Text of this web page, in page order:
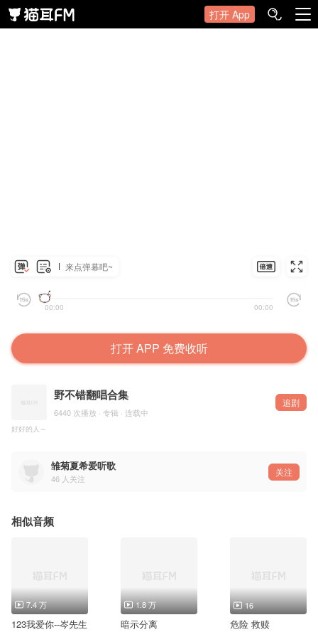
打开 App
来点弹幕吧~
00:00 00:00
打开 APP 免费收听
野不错翻唱合集
6440 次播放 · 专辑 · 连载中
追剧
好好的人～
雏菊夏希爱听歌
46 人关注
关注
相似音频
7.4 万
123我爱你--岑先生
1.8 万
暗示分离
16
危险 救赎